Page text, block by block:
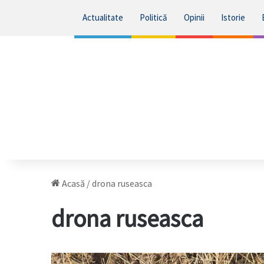
Actualitate Politică Opinii Istorie
Acasă /drona ruseasca
drona ruseasca
Fragmente